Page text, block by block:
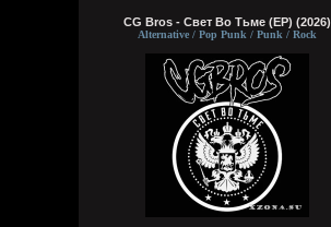
CG Bros - Свет Во Тьме (EP) (2026)
Alternative / Pop Punk / Punk / Rock